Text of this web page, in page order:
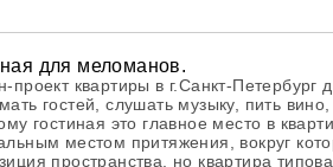
для меломанов.
проект квартиры в г.Санкт-
гостей, слушать музыку, пить
гостиная это главное место в
местом притяжения, вокруг
пространства, но квартира